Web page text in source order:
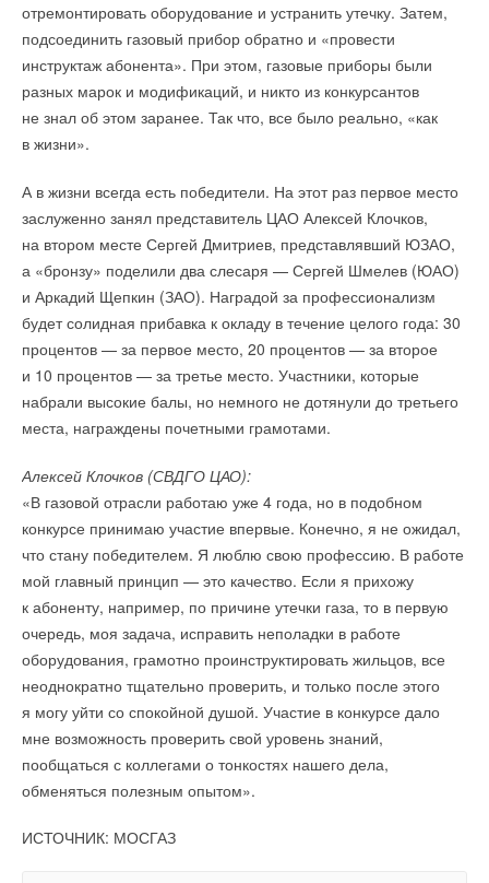
отремонтировать оборудование и устранить утечку. Затем,
подсоединить газовый прибор обратно и «провести
инструктаж абонента». При этом, газовые приборы были
разных марок и модификаций, и никто из конкурсантов
не знал об этом заранее. Так что, все было реально, «как
в жизни».
А в жизни всегда есть победители. На этот раз первое место
заслуженно занял представитель ЦАО Алексей Клочков,
на втором месте Сергей Дмитриев, представлявший ЮЗАО,
а «бронзу» поделили два слесаря — Сергей Шмелев (ЮАО)
и Аркадий Щепкин (ЗАО). Наградой за профессионализм
будет солидная прибавка к окладу в течение целого года: 30
процентов — за первое место, 20 процентов — за второе
и 10 процентов — за третье место. Участники, которые
набрали высокие балы, но немного не дотянули до третьего
места, награждены почетными грамотами.
Алексей Клочков (СВДГО ЦАО):
«В газовой отрасли работаю уже 4 года, но в подобном
конкурсе принимаю участие впервые. Конечно, я не ожидал,
что стану победителем. Я люблю свою профессию. В работе
мой главный принцип — это качество. Если я прихожу
к абоненту, например, по причине утечки газа, то в первую
очередь, моя задача, исправить неполадки в работе
оборудования, грамотно проинструктировать жильцов, все
неоднократно тщательно проверить, и только после этого
я могу уйти со спокойной душой. Участие в конкурсе дало
мне возможность проверить свой уровень знаний,
пообщаться с коллегами о тонкостях нашего дела,
обменяться полезным опытом».
ИСТОЧНИК: МОСГАЗ